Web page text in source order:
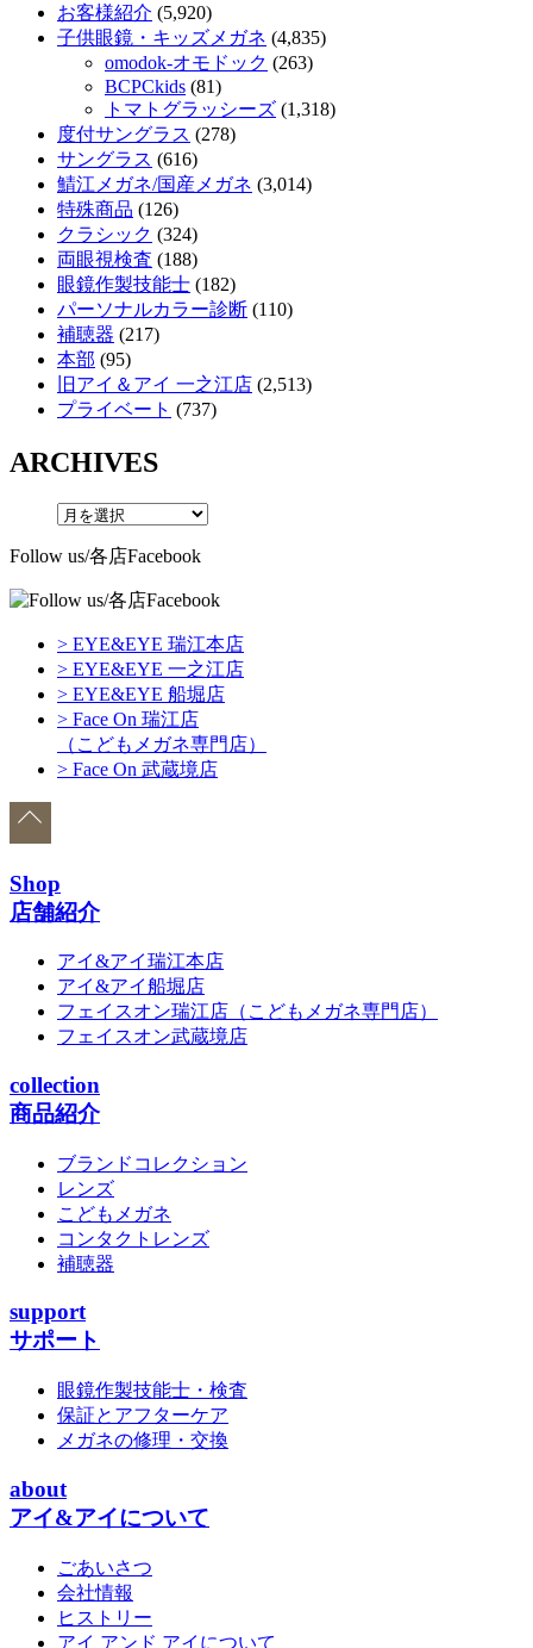
お客様紹介 (5,920)
子供眼鏡・キッズメガネ (4,835)
omodok-オモドック (263)
BCPCkids (81)
トマトグラッシーズ (1,318)
度付サングラス (278)
サングラス (616)
鯖江メガネ/国産メガネ (3,014)
特殊商品 (126)
クラシック (324)
両眼視検査 (188)
眼鏡作製技能士 (182)
パーソナルカラー診断 (110)
補聴器 (217)
本部 (95)
旧アイ＆アイ 一之江店 (2,513)
プライベート (737)
ARCHIVES
Follow us/各店Facebook
> EYE&EYE 瑞江本店
> EYE&EYE 一之江店
> EYE&EYE 船堀店
> Face On 瑞江店
（こどもメガネ専門店）
> Face On 武蔵境店
Shop
店舗紹介
アイ&アイ瑞江本店
アイ&アイ船堀店
フェイスオン瑞江店 （こどもメガネ専門店）
フェイスオン武蔵境店
collection
商品紹介
ブランドコレクション
レンズ
こどもメガネ
コンタクトレンズ
補聴器
support
サポート
眼鏡作製技能士・検査
保証とアフターケア
メガネの修理・交換
about
アイ&アイについて
ごあいさつ
会社情報
ヒストリー
アイ アンド アイについて